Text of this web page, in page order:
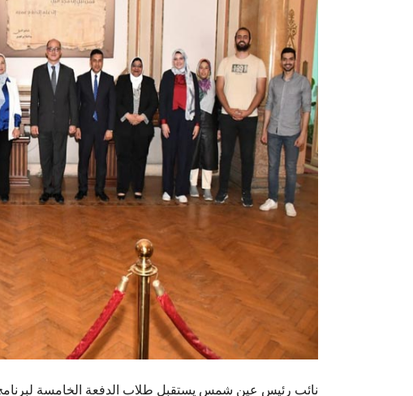
نائب رئيس عين شمس يستقبل طلاب الدفعة الخامسة